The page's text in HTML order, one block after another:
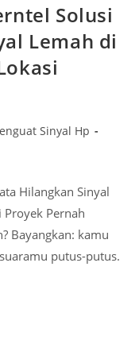
Solusi
Lemah di
Sinyal Hp
Hilangkan Sinyal
Pernah
Bayangkan: kamu
putus-putus.